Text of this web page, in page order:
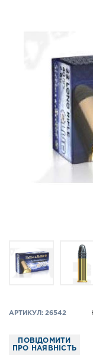
АРТИКУЛ: 26542
ПОВІДОМИТИ
ПРО НАЯВНІСТЬ